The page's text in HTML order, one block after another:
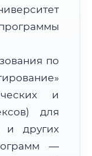
346500–346599
Дистанционно
по
и
для
и других
—